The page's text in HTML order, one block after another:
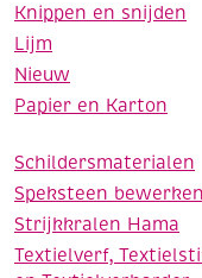
Knippen en snijden
Lijm
Nieuw
Papier en Karton
Schildersmaterialen
Speksteen bewerken
Strijkkralen Hama
Textielverf,